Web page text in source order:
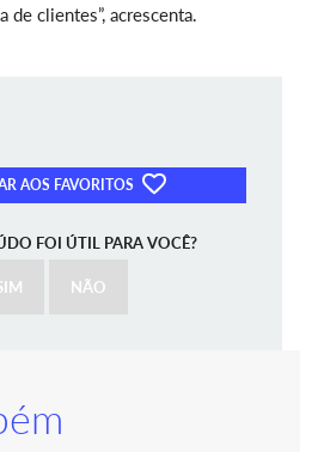
de clientes”, acrescenta.
AOS FAVORITOS
FOI ÚTIL PARA VOCÊ?
NÃO